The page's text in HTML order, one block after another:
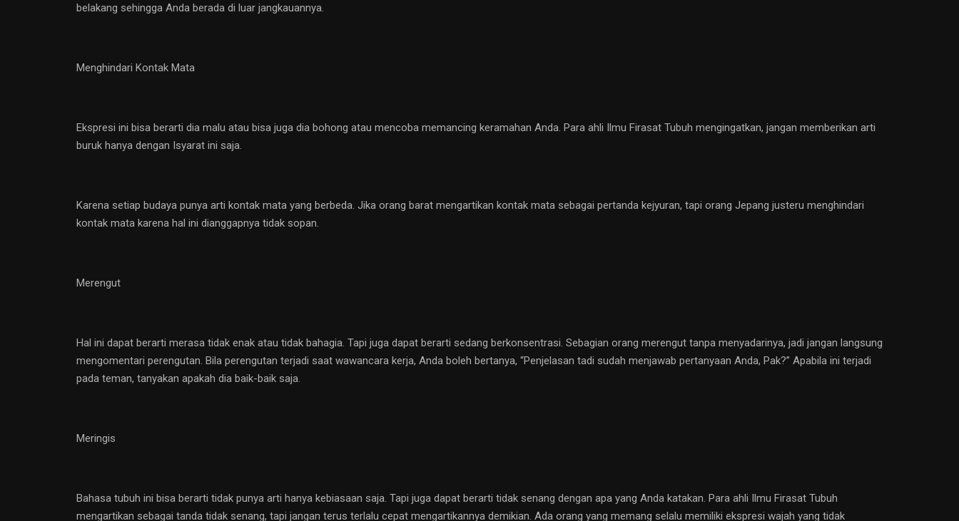
belakang sehingga Anda berada di luar jangkauannya.
Menghindari Kontak Mata
Ekspresi ini bisa berarti dia malu atau bisa juga dia bohong atau mencoba memancing keramahan Anda. Para ahli Ilmu Firasat Tubuh mengingatkan, jangan memberikan arti
buruk hanya dengan Isyarat ini saja.
Karena setiap budaya punya arti kontak mata yang berbeda. Jika orang barat mengartikan kontak mata sebagai pertanda kejyuran, tapi orang Jepang justeru menghindari
kontak mata karena hal ini dianggapnya tidak sopan.
Merengut
Hal ini dapat berarti merasa tidak enak atau tidak bahagia. Tapi juga dapat berarti sedang berkonsentrasi. Sebagian orang merengut tanpa menyadarinya, jadi jangan langsung
mengomentari perengutan. Bila perengutan terjadi saat wawancara kerja, Anda boleh bertanya, “Penjelasan tadi sudah menjawab pertanyaan Anda, Pak?” Apabila ini terjadi
pada teman, tanyakan apakah dia baik-baik saja.
Meringis
Bahasa tubuh ini bisa berarti tidak punya arti hanya kebiasaan saja. Tapi juga dapat berarti tidak senang dengan apa yang Anda katakan. Para ahli Ilmu Firasat Tubuh
mengartikan sebagai tanda tidak senang, tapi jangan terus terlalu cepat mengartikannya demikian. Ada orang yang memang selalu memiliki ekspresi wajah yang tidak